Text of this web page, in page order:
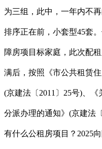
为三组，此中，一年内不
排序正在前，小套型45套
障房项目标家庭，此次配
满后，按照《市公共租赁
(京建法〔2011〕25号)、
分派办理的通知》(京建法
有什么公租房项目？2025